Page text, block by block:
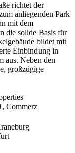
richtet der
anliegenden Park
mit dem
die solide Basis für
bildet mit
Einbindung in
aus. Neben den
großzügige
Commerz